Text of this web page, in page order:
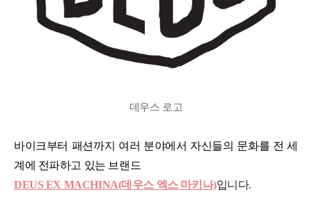
데우스 로고
바이크부터 패션까지 여러 분야에서 자신들의 문화를 전 세
계에 전파하고 있는 브랜드
DEUS EX MACHINA(데우스 엑스 마키나)입니다.